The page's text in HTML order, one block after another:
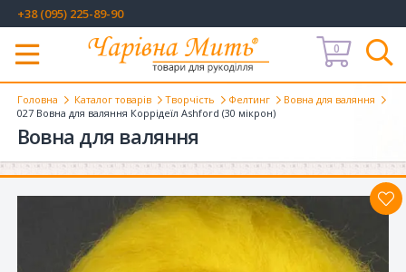
+38 (095) 225-89-90
Меню
0
Головна Каталог товарів Творчість Фелтинг
Вовна для валяння
027 Вовна для валяння Коррідеїл Ashford (30 мікрон)
Вовна для валяння